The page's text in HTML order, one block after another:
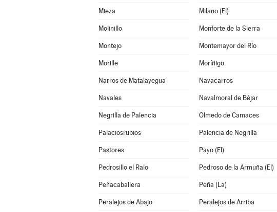
Mieza Milano (El)
Molinillo Monforte de la Sierra
Montejo Montemayor del Río
Morille Moríñigo
Narros de Matalayegua Navacarros
Navales Navalmoral de Béjar
Negrilla de Palencia Olmedo de Camaces
Palaciosrubios Palencia de Negrilla
Pastores Payo (El)
Pedrosillo el Ralo Pedroso de la Armuña (El)
Peñacaballera Peña (La)
Peralejos de Abajo Peralejos de Arriba